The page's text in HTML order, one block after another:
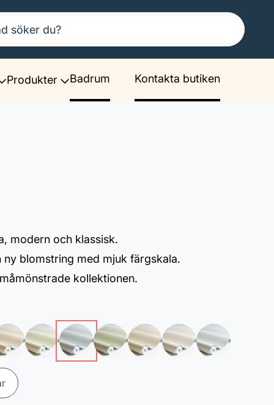
Produkter Badrum Kontakta butiken
modern och klassisk.
blomstring med mjuk färgskala.
kollektionen.